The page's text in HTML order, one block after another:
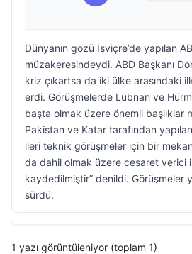
Dünyanın gözü İsviçre’de yapılan
müzakeresindeydi. ABD Başkanı
kriz çıkartsa da iki ülke arasındaki
erdi. Görüşmelerde Lübnan ve
başta olmak üzere önemli başlıklar
Pakistan ve Katar tarafından
ileri teknik görüşmeler için bir
da dahil olmak üzere cesaret verici
kaydedilmiştir” denildi. Görüşmeler
sürdü.
1 yazı görüntüleniyor (toplam 1)